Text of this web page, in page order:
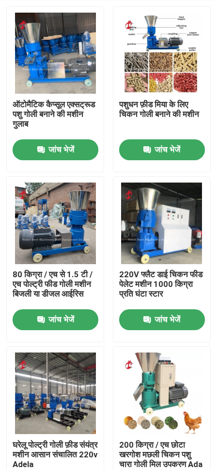
होम
उत्पाद
हमारे बारे में
फैक्टरी यात्रा
गुणवत्ता नियंत्रण
समाचार
एक बोली का अनुरोध
पोल्ट्री बैटरी केज सिस्टम
परत बैटरी पिंजरे प्रणाली
ऑटोमैटिक कैप्सूल एक्सट्रूड
पशु गोली बनाने की मशीन
गुलाब
जांच भेजें
पशुधन फ़ीड मिया के लिए
चिकन गोली बनाने की मशीन
जांच भेजें
80 किग्रा / एच से 1.5 टी /
एच पोल्ट्री फीड गोली मशीन
बिजली या डीजल आईरिस
जांच भेजें
220V फ्लैट डाई चिकन फीड
पेलेट मशीन 1000 किग्रा
प्रति घंटा स्टार
जांच भेजें
घरेलू पोल्ट्री गोली फ़ीड संयंत्र
मशीन आसान संचालित 220v
Adela
200 किग्रा / एच छोटा
खरगोश मछली चिकन पशु
चारा गोली मिल उपकरण Ada